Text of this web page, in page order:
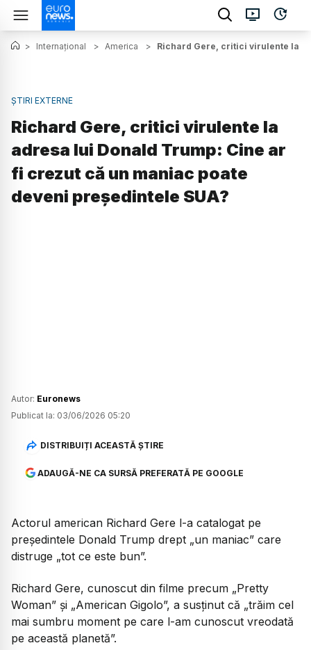
> Internațional > America > Richard Gere, critici virulente la
ȘTIRI EXTERNE
Richard Gere, critici virulente la
adresa lui Donald Trump: Cine ar
fi crezut că un maniac poate
deveni preşedintele SUA?
Autor: Euronews
Publicat la: 03/06/2026 05:20
DISTRIBUIȚI ACEASTĂ ȘTIRE
ADAUGĂ-NE CA SURSĂ PREFERATĂ PE GOOGLE
Actorul american Richard Gere l-a catalogat pe
președintele Donald Trump drept „un maniac” care
distruge „tot ce este bun”.
Richard Gere, cunoscut din filme precum „Pretty
Woman” și „American Gigolo”, a susținut că „trăim cel
mai sumbru moment pe care l-am cunoscut vreodată
pe această planetă”.